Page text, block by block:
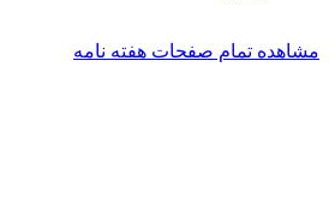
مشاهده تمام صفحات هفته نامه